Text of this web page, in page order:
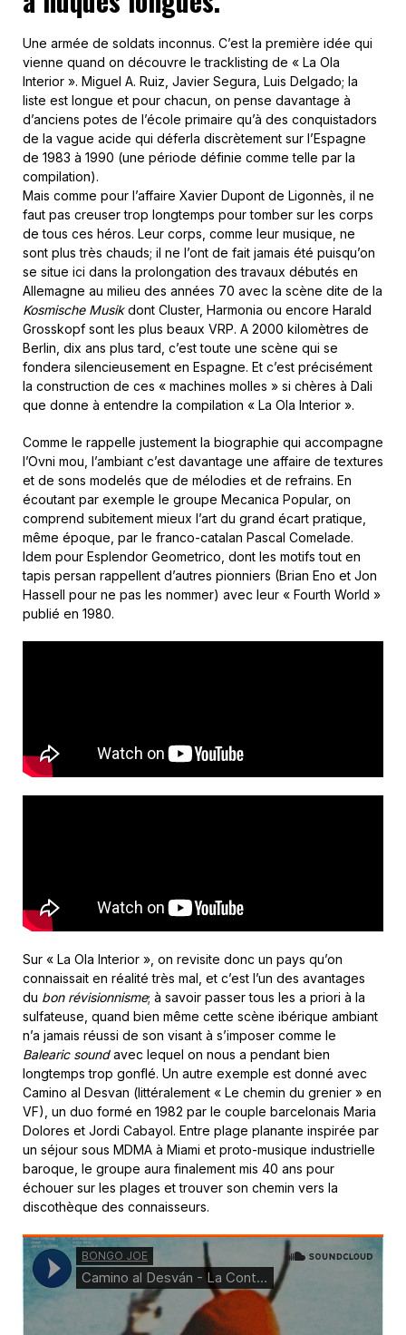
Une armée de soldats inconnus. C’est la première idée qui
vienne quand on découvre le tracklisting de « La Ola
Interior ». Miguel A. Ruiz, Javier Segura, Luis Delgado; la
liste est longue et pour chacun, on pense davantage à
d’anciens potes de l’école primaire qu’à des conquistadors
de la vague acide qui déferla discrètement sur l’Espagne
de 1983 à 1990 (une période définie comme telle par la
compilation).
Mais comme pour l’affaire Xavier Dupont de Ligonnès, il ne
faut pas creuser trop longtemps pour tomber sur les corps
de tous ces héros. Leur corps, comme leur musique, ne
sont plus très chauds; il ne l’ont de fait jamais été puisqu’on
se situe ici dans la prolongation des travaux débutés en
Allemagne au milieu des années 70 avec la scène dite de la
Kosmische Musikdont Cluster, Harmonia ou encore Harald
Grosskopf sont les plus beaux VRP. A 2000 kilomètres de
Berlin, dix ans plus tard, c’est toute une scène qui se
fondera silencieusement en Espagne. Et c’est précisément
la construction de ces « machines molles » si chères à Dali
que donne à entendre la compilation « La Ola Interior ».
Comme le rappelle justement la biographie qui accompagne
l’Ovni mou, l’ambiant c’est davantage une affaire de textures
et de sons modelés que de mélodies et de refrains. En
écoutant par exemple le groupe Mecanica Popular, on
comprend subitement mieux l’art du grand écart pratique,
même époque, par le franco-catalan Pascal Comelade.
Idem pour Esplendor Geometrico, dont les motifs tout en
tapis persan rappellent d’autres pionniers (Brian Eno et Jon
Hassell pour ne pas les nommer) avec leur « Fourth World »
publié en 1980.
Sur « La Ola Interior », on revisite donc un pays qu’on
connaissait en réalité très mal, et c’est l’un des avantages
du bon révisionnisme; à savoir passer tous les a priori à la
sulfateuse, quand bien même cette scène ibérique ambiant
n’a jamais réussi de son visant à s’imposer comme le
Balearic soundavec lequel on nous a pendant bien
longtemps trop gonflé. Un autre exemple est donné avec
Camino al Desvan (littéralement « Le chemin du grenier » en
VF), un duo formé en 1982 par le couple barcelonais Maria
Dolores et Jordi Cabayol. Entre plage planante inspirée par
un séjour sous MDMA à Miami et proto-musique industrielle
baroque, le groupe aura finalement mis 40 ans pour
échouer sur les plages et trouver son chemin vers la
discothèque des connaisseurs.